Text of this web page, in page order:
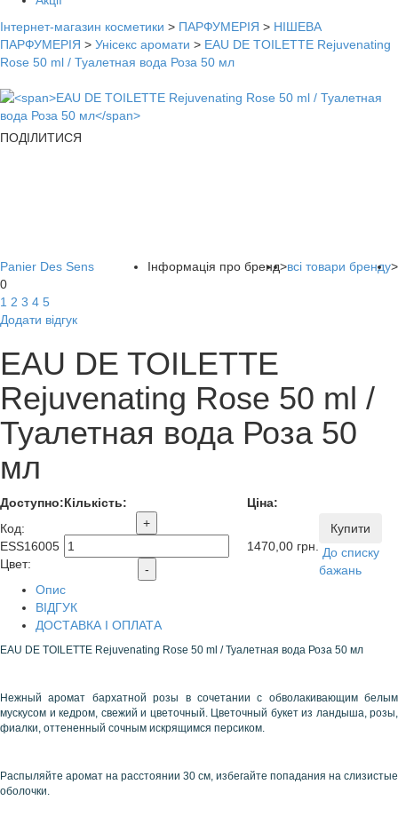
Інтернет-магазин косметики > ПАРФУМЕРІЯ > НІШЕВА
ПАРФУМЕРІЯ > Унісекс аромати > EAU DE TOILETTE Rejuvenating
Rose 50 ml / Туалетная вода Роза 50 мл
ПОДІЛИТИСЯ
Інформація про бренд>всі товари бренду>
Panier Des Sens
0
1 2 3 4 5
Додати відгук
EAU DE TOILETTE
Rejuvenating Rose 50 ml /
Туалетная вода Роза 50
мл
Доступно:Кількість:
Ціна:
Код:
ESS16005
Цвет:
+
-
1470,00 грн.
Купити
До списку
бажань
Опис
ВІДГУК
ДОСТАВКА І ОПЛАТА
EAU DE TOILETTE Rejuvenating Rose 50 ml / Туалетная вода Роза 50 мл
Нежный аромат бархатной розы в сочетании с обволакивающим белым
мускусом и кедром, свежий и цветочный. Цветочный букет из ландыша, розы,
фиалки, оттененный сочным искрящимся персиком.
Распыляйте аромат на расстоянии 30 см, избегайте попадания на слизистые
оболочки.